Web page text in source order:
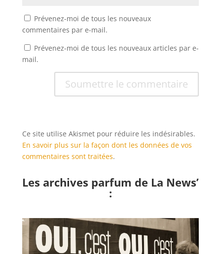
Prévenez-moi de tous les nouveaux
commentaires par e-mail.
Prévenez-moi de tous les nouveaux articles par e-
mail.
Soumettre le commentaire
Ce site utilise Akismet pour réduire les indésirables.
En savoir plus sur la façon dont les données de vos
commentaires sont traitées.
Les archives parfum de La News’
: